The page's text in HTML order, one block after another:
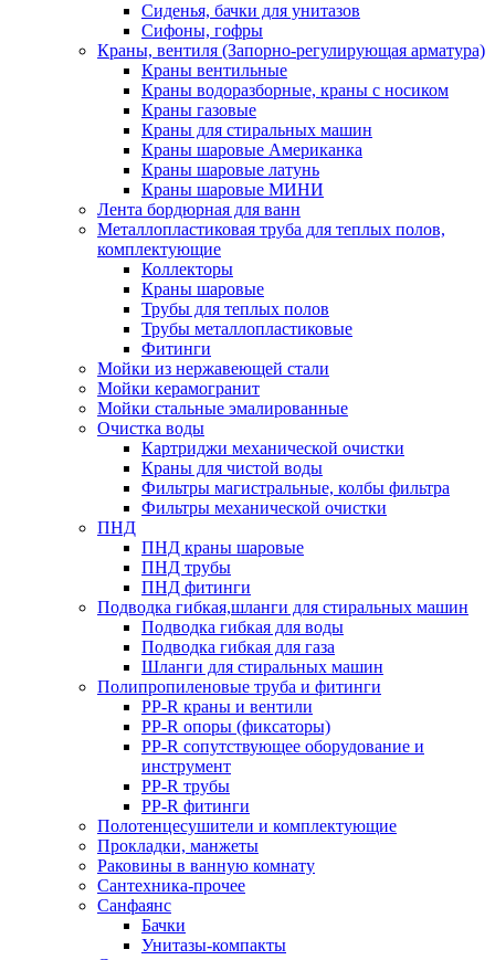
Сиденья, бачки для унитазов
Сифоны, гофры
Краны, вентиля (Запорно-регулирующая арматура)
Краны вентильные
Краны водоразборные, краны с носиком
Краны газовые
Краны для стиральных машин
Краны шаровые Американка
Краны шаровые латунь
Краны шаровые МИНИ
Лента бордюрная для ванн
Металлопластиковая труба для теплых полов,
комплектующие
Коллекторы
Краны шаровые
Трубы для теплых полов
Трубы металлопластиковые
Фитинги
Мойки из нержавеющей стали
Мойки керамогранит
Мойки стальные эмалированные
Очистка воды
Картриджи механической очистки
Краны для чистой воды
Фильтры магистральные, колбы фильтра
Фильтры механической очистки
ПНД
ПНД краны шаровые
ПНД трубы
ПНД фитинги
Подводка гибкая,шланги для стиральных машин
Подводка гибкая для воды
Подводка гибкая для газа
Шланги для стиральных машин
Полипропиленовые труба и фитинги
PP-R краны и вентили
PP-R опоры (фиксаторы)
PP-R сопутствующее оборудование и
инструмент
PP-R трубы
PP-R фитинги
Полотенцесушители и комплектующие
Прокладки, манжеты
Раковины в ванную комнату
Сантехника-прочее
Санфаянс
Бачки
Унитазы-компакты